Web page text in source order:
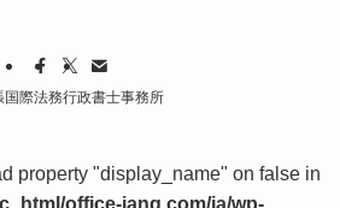
国際法務行政書士事務所
property "display_name" on false in
office-jang.com/ja/wp-